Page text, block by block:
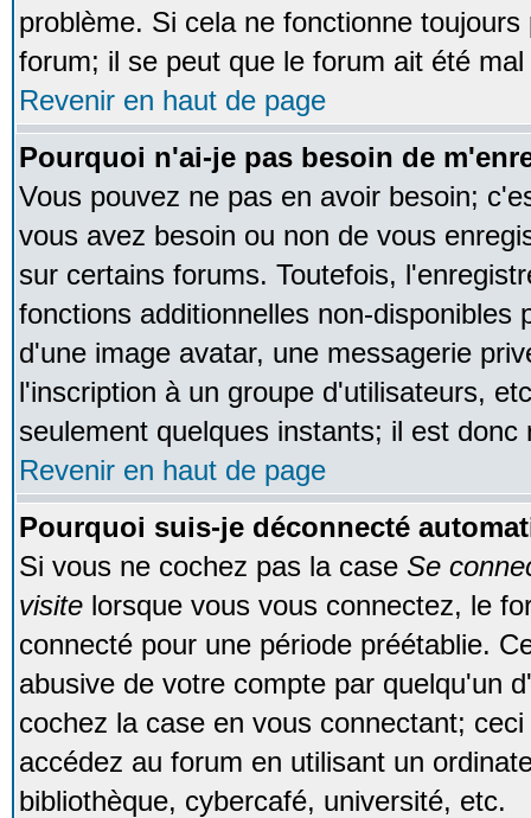
problème. Si cela ne fonctionne
forum; il se peut que le forum ait été
Revenir en haut de page
Pourquoi n'ai-je pas besoin de
Vous pouvez ne pas en avoir besoin;
vous avez besoin ou non de vous
sur certains forums. Toutefois,
fonctions additionnelles non-disponibles
d'une image avatar, une messagerie
l'inscription à un groupe d'utilisateurs,
seulement quelques instants; il est
Revenir en haut de page
Pourquoi suis-je déconnecté
Si vous ne cochez pas la case Se
visite lorsque vous vous connectez, le
connecté pour une période préétablie.
abusive de votre compte par quelqu'un
cochez la case en vous connectant;
accédez au forum en utilisant un
bibliothèque, cybercafé, université, etc.